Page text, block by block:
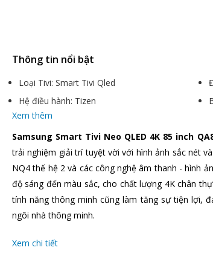
Thông tin nổi bật
Loại Tivi: Smart Tivi Qled
Hệ điều hành: Tizen
Xem thêm
Samsung Smart Tivi Neo QLED 4K 85 inch
trải nghiệm giải trí tuyệt vời với hình ảnh sắc nét
NQ4 thế hệ 2 và các công nghệ âm thanh - hình
độ sáng đến màu sắc, cho chất lượng 4K chân
tính năng thông minh cũng làm tăng sự tiện lợi,
ngôi nhà thông minh.
Xem chi tiết